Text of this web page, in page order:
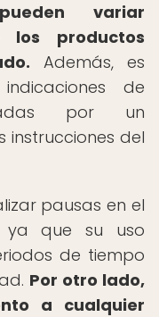
variar
los productos
Además, es
de
por un
instrucciones del
pausas en el
ya que su uso
de tiempo
Por otro lado,
a cualquier